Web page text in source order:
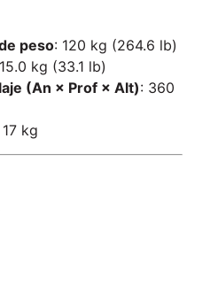
peso: 120 kg (264.6 lb)
kg (33.1 lb)
(An × Prof × Alt): 360
17 kg